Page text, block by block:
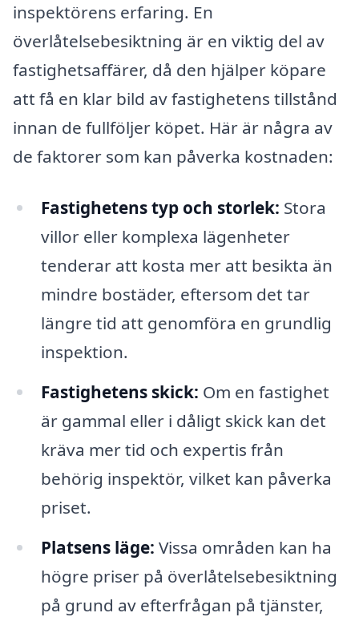
inspektörens erfaring. En
överlåtelsebesiktning är en viktig del av
fastighetsaffärer, då den hjälper köpare
att få en klar bild av fastighetens tillstånd
innan de fullföljer köpet. Här är några av
de faktorer som kan påverka kostnaden:
Fastighetens typ och storlek: Stora
villor eller komplexa lägenheter
tenderar att kosta mer att besikta än
mindre bostäder, eftersom det tar
längre tid att genomföra en grundlig
inspektion.
Fastighetens skick: Om en fastighet
är gammal eller i dåligt skick kan det
kräva mer tid och expertis från
behörig inspektör, vilket kan påverka
priset.
Platsens läge: Vissa områden kan ha
högre priser på överlåtelsebesiktning
på grund av efterfrågan på tjänster,